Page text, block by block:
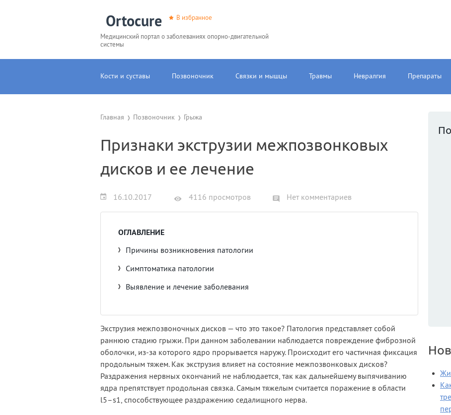
Ortocure В избранное
Медицинский портал о заболеваниях опорно-двигательной
системы
Кости и суставы Позвоночник Связки и мышцы Травмы Невралгия Препараты
Главная Позвоночник Грыжа
Признаки экструзии межпозвонковых
дисков и ее лечение
16.10.2017 4116 просмотров Нет комментариев
ОГЛАВЛЕНИЕ
Причины возникновения патологии
Симптоматика патологии
Выявление и лечение заболевания
Экструзия межпозвоночных дисков — что это такое? Патология представляет собой
раннюю стадию грыжи. При данном заболевании наблюдается повреждение фиброзной
оболочки, из-за которого ядро прорывается наружу. Происходит его частичная фиксация
продольным тяжем. Как экструзия влияет на состояние межпозвонковых дисков?
Раздражения нервных окончаний не наблюдается, так как дальнейшему выпячиванию
ядра препятствует продольная связка. Самым тяжелым считается поражение в области
l5–s1, способствующее раздражению седалищного нерва.